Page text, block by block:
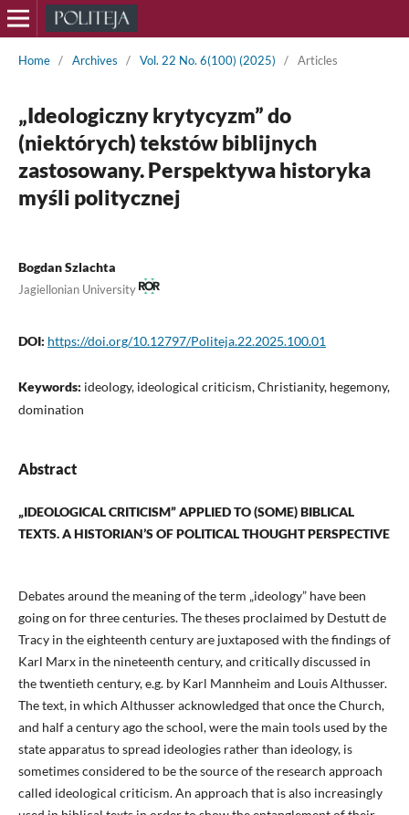
Home / Archives / Vol. 22 No. 6(100) (2025) / Articles
„Ideologiczny krytycyzm” do
(niektórych) tekstów biblijnych
zastosowany. Perspektywa historyka
myśli politycznej
Bogdan Szlachta
Jagiellonian University
DOI: https://doi.org/10.12797/Politeja.22.2025.100.01
Keywords: ideology, ideological criticism, Christianity, hegemony,
domination
Abstract
„IDEOLOGICAL CRITICISM” APPLIED TO (SOME) BIBLICAL
TEXTS. A HISTORIAN’S OFPOLITICAL THOUGHT PERSPECTIVE
Debates around the meaning of the term „ideology” have been
going on for three centuries. The theses proclaimed by Destutt de
Tracy in the eighteenth century are juxtaposed with the findings of
Karl Marx in the nineteenth century, and critically discussed in
the twentieth century, e.g. by Karl Mannheim and Louis Althusser.
The text, in which Althusser acknowledged that once the Church,
and half a century ago the school, were the main tools used by the
state apparatus to spread ideologies rather than ideology, is
sometimes considered to be the source of the research approach
called ideological criticism. An approach that is also increasingly